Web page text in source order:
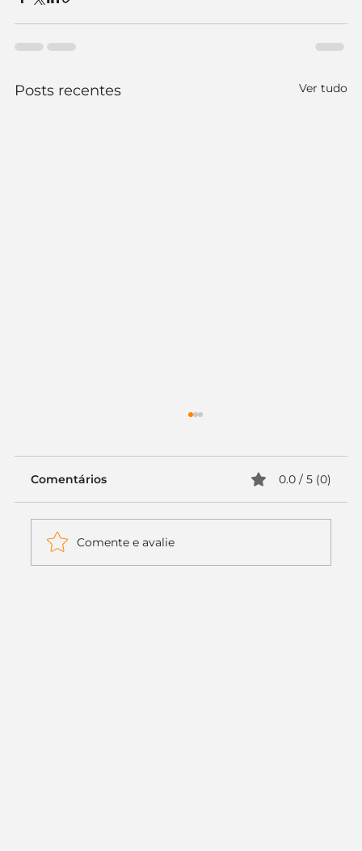
Posts recentes Ver tudo
Comentários 0.0 / 5 (0)
Comente e avalie